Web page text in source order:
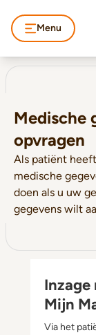
Menu
Medische
opvragen
Als patiënt
medische
doen als u uw
gegevens wilt
Inzage
Mijn
Via het